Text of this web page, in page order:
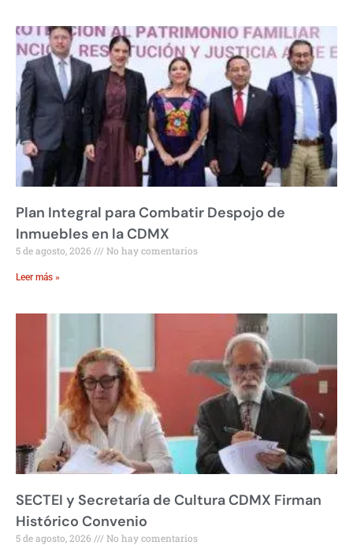
Plan Integral para Combatir Despojo de
Inmuebles en la CDMX
5 de agosto, 2026 No hay comentarios
Leer más »
SECTEI y Secretaría de Cultura CDMX Firman
Histórico Convenio
5 de agosto, 2026 No hay comentarios